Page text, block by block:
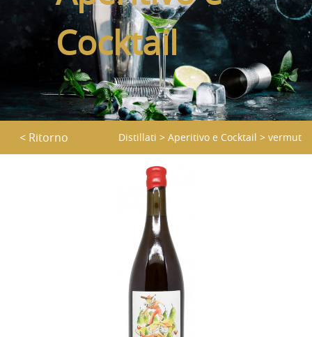
Cocktail
< Ritorno Distillati > Aperitivo e Cocktail > vermut